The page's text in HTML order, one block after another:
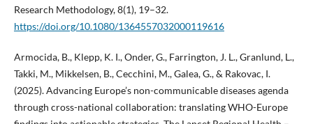
Research Methodology, 8(1), 19–32.
https://doi.org/10.1080/1364557032000119616
Armocida, B., Klepp, K. I., Onder, G., Farrington, J. L., Granlund, L.,
Takki, M., Mikkelsen, B., Cecchini, M., Galea, G., & Rakovac, I.
(2025). Advancing Europe’s non-communicable diseases agenda
through cross-national collaboration: translating WHO-Europe